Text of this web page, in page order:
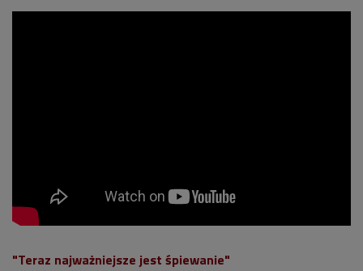
"Teraz najważniejsze jest śpiewanie"